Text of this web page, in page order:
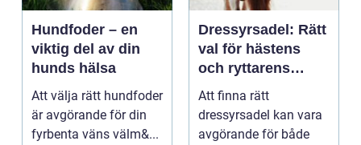
Hundfoder – en
viktig del av din
hunds hälsa
Att välja rätt hundfoder
är avgörande för din
fyrbenta väns välm&...
Dressyrsadel: Rätt
val för hästens
och ryttarens
perfekta balans
Att finna rätt
dressyrsadel kan vara
avgörande för både